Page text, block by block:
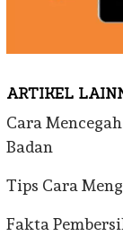
ARTIKEL
Cara
Badan
Tips Cara
Fakta